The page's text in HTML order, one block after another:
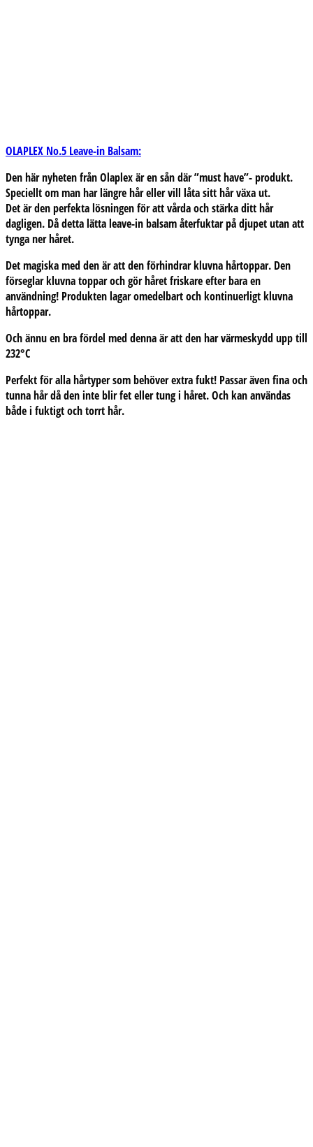
OLAPLEX No.5 Leave-in Balsam:
Den här nyheten från Olaplex är en sån där”must have”- produkt.
Speciellt om man har längre hår eller vill låta sitt hår växa ut.
Det är den perfekta lösningen för att vårda och stärka ditt hår
dagligen. Då detta lätta leave-in balsam återfuktar på djupet utan att
tynga ner håret.
Det magiska med den är att den förhindrar kluvna hårtoppar. Den
förseglar kluvna topparoch gör håret friskare efter bara en
användning! Produkten lagar omedelbart och kontinuerligt kluvna
hårtoppar.
Och ännu en bra fördel med denna är att den harvärmeskydd upp till
232°C
Perfektför alla hårtypersom behöver extra fukt! Passar även fina och
tunna hår då den inte blir fet eller tung i håret. Och kan användas
både i fuktigt och torrt hår.